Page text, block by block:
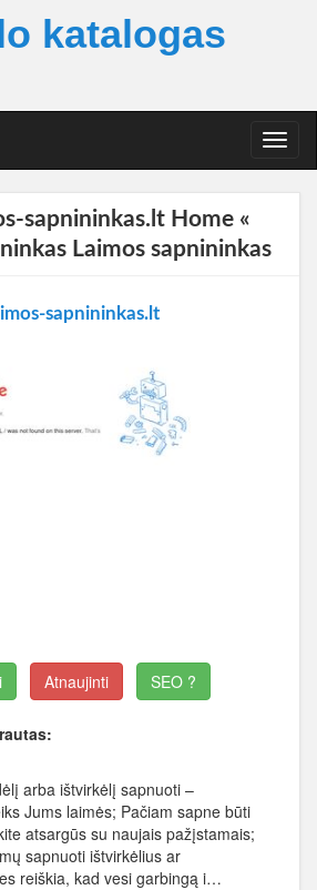
katalogas
T
o
sapnininkas.lt Home «
Laimos sapnininkas
sapnininkas.lt
Atnaujinti SEO ?
arba ištvirkėlį sapnuoti –
Jums laimės; Pačiam sapne būti
atsargūs su naujais pažįstamais;
sapnuoti ištvirkėlius ar
reiškia, kad vesi garbingą i…